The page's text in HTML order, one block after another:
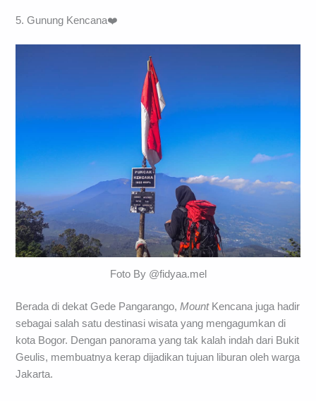
5. Gunung Kencana❤️
Foto By @fidyaa.mel
Berada di dekat Gede Pangarango,MountKencana juga hadir
sebagai salah satu destinasi wisata yang mengagumkan di
kota Bogor. Dengan panorama yang tak kalah indah dari Bukit
Geulis, membuatnya kerap dijadikan tujuan liburan oleh warga
Jakarta.